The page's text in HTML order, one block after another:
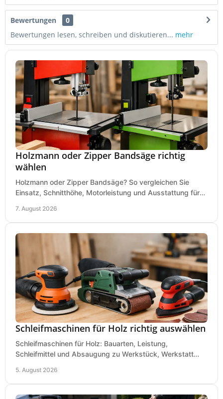
Bewertungen
0
Bewertungen lesen, schreiben und diskutieren... mehr
Holzmann oder Zipper Bandsäge richtig
wählen
Holzmann oder Zipper Bandsäge? So vergleichen Sie
Einsatz, Schnitthöhe, Motorleistung und Ausstattung für
7. August 2026
Schleifmaschinen für Holz richtig auswählen
Schleifmaschinen für Holz: Bauarten, Leistung,
Schleifmittel und Absaugung zu Werkstück, Werkstatt
5. August 2026